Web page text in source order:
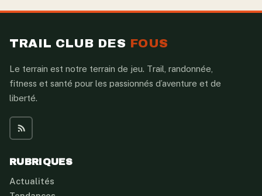
TRAIL CLUB DES FOUS
Le terrain est notre terrain de jeu. Trail, randonnée,
fitness et santé pour les passionnés d’aventure et de
liberté.
RUBRIQUES
Actualités